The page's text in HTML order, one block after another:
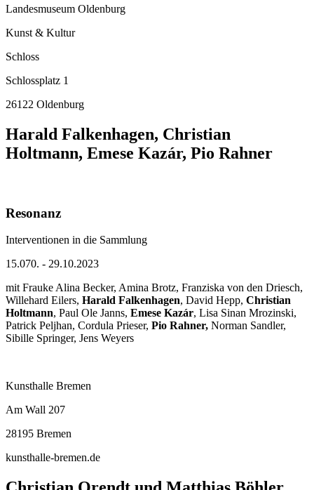
Landesmuseum Oldenburg
Kunst & Kultur
Schloss
Schlossplatz 1
26122 Oldenburg
Harald Falkenhagen, Christian
Holtmann, Emese Kazár, Pio Rahner
Resonanz
Interventionen in die Sammlung
15.070. - 29.10.2023
mit Frauke Alina Becker, Amina Brotz, Franziska von den Driesch,
Willehard Eilers, Harald Falkenhagen, David Hepp, Christian
Holtmann, Paul Ole Janns, Emese Kazár, Lisa Sinan Mrozinski,
Patrick Peljhan, Cordula Prieser, Pio Rahner, Norman Sandler,
Sibille Springer, Jens Weyers
Kunsthalle Bremen
Am Wall 207
28195 Bremen
kunsthalle-bremen.de